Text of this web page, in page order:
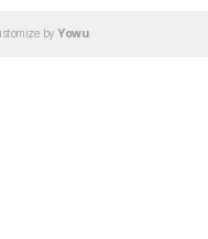
by Yowu